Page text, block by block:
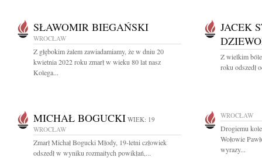
SŁAWOMIR BIEGAŃSKI
WROCŁAW
Z głębokim żalem zawiadamiamy, że w dniu 20
kwietnia 2022 roku zmarł w wieku 80 lat nasz
Kolega...
JACEK
Z wielkim
roku odszedł
MICHAŁ BOGUCKI WIEK: 19
WROCŁAW
Zmarł Michał Bogucki Młody, 19-letni człowiek
odszedł w wyniku rozmaitych powikłań,...
WROCŁAW
Drogiemu
Wołowie
wyrazy...